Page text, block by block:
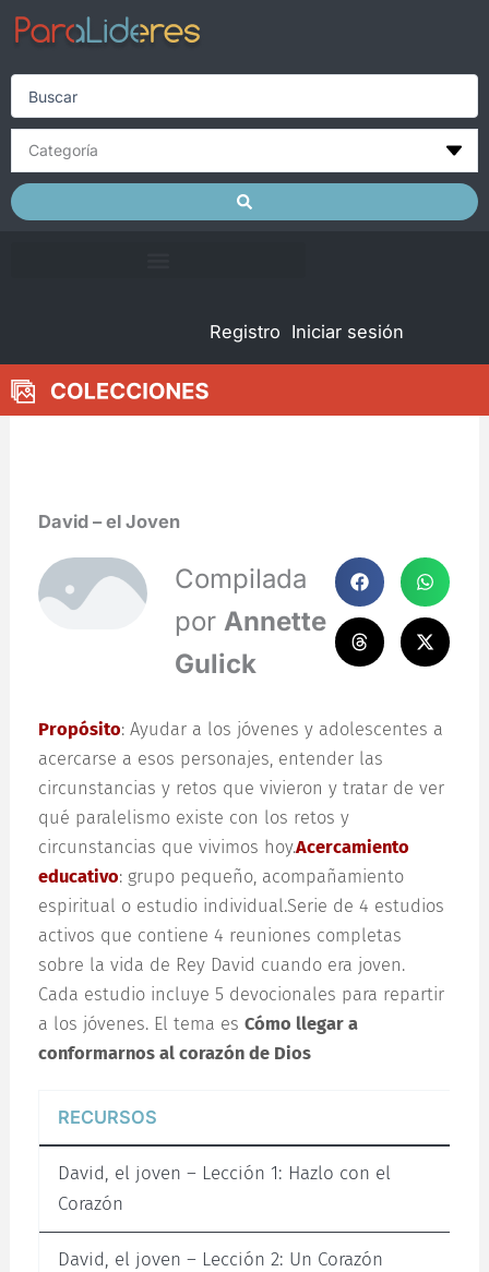
Skip
content
Search
Registro Iniciar sesión
David – el Joven
Compilada
por Annette
Gulick
Propósito: Ayudar a los jóvenes y adolescentes a
acercarse a esos personajes, entender las
circunstancias y retos que vivieron y tratar de ver
qué paralelismo existe con los retos y
circunstancias que vivimos hoy.Acercamiento
educativo: grupo pequeño, acompañamiento
espiritual o estudio individual.Serie de 4 estudios
activos que contiene 4 reuniones completas
sobre la vida de Rey David cuando era joven.
Cada estudio incluye 5 devocionales para repartir
a los jóvenes. El tema esCómo llegar a
conformarnos al corazón de Dios
RECURSOS
David, el joven – Lección 1: Hazlo con el
Corazón
David, el joven – Lección 2: Un Corazón